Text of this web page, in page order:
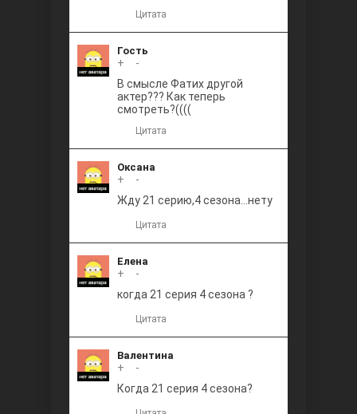
Цитата
Гость
+
-
В смысле Фатих другой
актер??? Как теперь
смотреть?((((
Цитата
Оксана
+
-
Жду 21 серию,4 сезона...нету
Цитата
Елена
+
-
когда 21 серия 4 сезона ?
Цитата
Валентина
+
-
Когда 21 серия 4 сезона?